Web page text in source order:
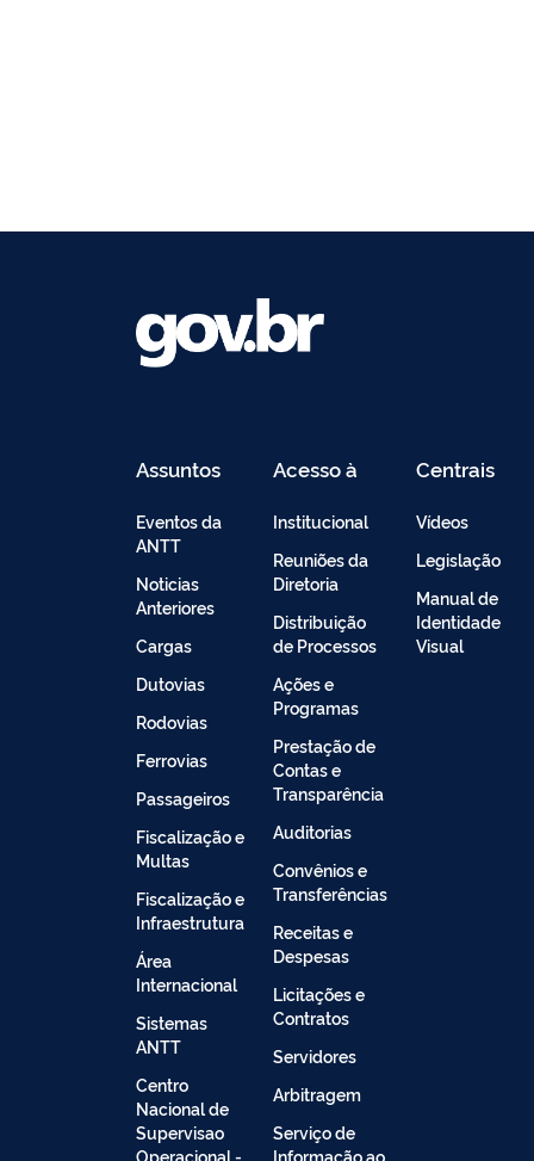
Assuntos
Eventos da
ANTT
Noticias
Anteriores
Cargas
Dutovias
Rodovias
Ferrovias
Passageiros
Fiscalização e
Multas
Fiscalização e
Infraestrutura
Área
Internacional
Sistemas
ANTT
Centro
Nacional de
Supervisao
Operacional -
Acesso à
Informação
Institucional
Reuniões da
Diretoria
Distribuição
de Processos
Ações e
Programas
Prestação de
Contas e
Transparência
Auditorias
Convênios e
Transferências
Receitas e
Despesas
Licitações e
Contratos
Servidores
Arbitragem
Serviço de
Informação ao
Centrais
de
Vídeos
Legislação
Manual de
Identidade
Visual